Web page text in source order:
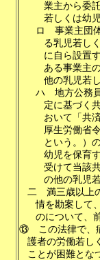
業主から委
若しくは幼
ロ
事業主団
る乳児若し
に自ら設置
ある事業主
他の乳児若
ハ
地方公務
定に基づく
おいて「共
厚生労働省
という。）
幼児を保育
受けて当該
の他の乳児
二
満三歳以上
情を勘案して
のについて、
⑬
この法律で、
護者の労働若し
ことが困難とな